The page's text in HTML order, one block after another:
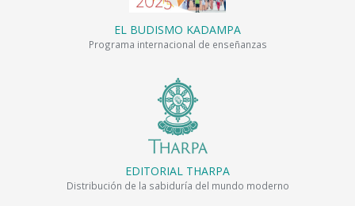
EL BUDISMO KADAMPA
Programa internacional de enseñanzas
EDITORIAL THARPA
Distribución de la sabiduría del mundo moderno